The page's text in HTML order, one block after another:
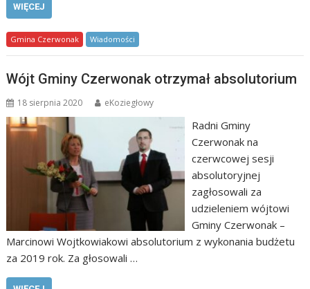
WIĘCEJ
Gmina Czerwonak Wiadomości
Wójt Gminy Czerwonak otrzymał absolutorium
18 sierpnia 2020 eKoziegłowy
Radni Gminy
Czerwonak na
czerwcowej sesji
absolutoryjnej
zagłosowali za
udzieleniem wójtowi
Gminy Czerwonak –
Marcinowi Wojtkowiakowi absolutorium z wykonania budżetu
za 2019 rok. Za głosowali …